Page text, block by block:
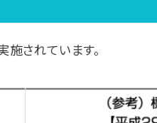
されています。